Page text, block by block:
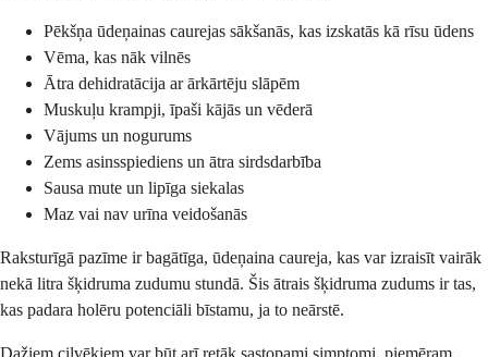
Pēkšņa ūdeņainas caurejas sākšanās, kas izskatās kā rīsu ūdens
Vēma, kas nāk vilnēs
Ātra dehidratācija ar ārkārtēju slāpēm
Muskuļu krampji, īpaši kājās un vēderā
Vājums un nogurums
Zems asinsspiediens un ātra sirdsdarbība
Sausa mute un lipīga siekalas
Maz vai nav urīna veidošanās
Raksturīgā pazīme ir bagātīga, ūdeņaina caureja, kas var izraisīt vairāk
nekā litra šķidruma zudumu stundā. Šis ātrais šķidruma zudums ir tas,
kas padara holēru potenciāli bīstamu, ja to neārstē.
Dažiem cilvēkiem var būt arī retāk sastopami simptomi, piemēram,